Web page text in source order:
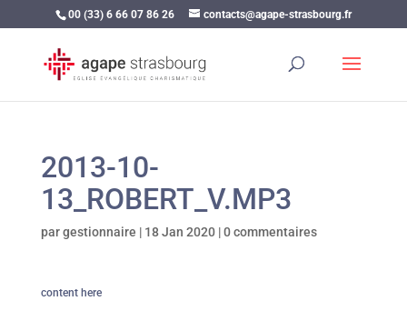
00 (33) 6 66 07 86 26 contacts@agape-strasbourg.fr
2013-10-
13_ROBERT_V.MP3
pargestionnaire | 18 Jan 2020|0 commentaires
content here